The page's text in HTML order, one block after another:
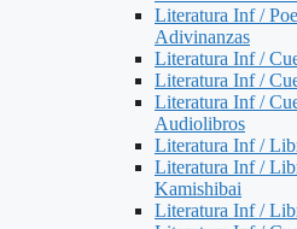
Literatura Inf /
Adivinanzas
Literatura Inf /
Literatura Inf /
Literatura Inf /
Audiolibros
Literatura Inf /
Literatura Inf /
Kamishibai
Literatura Inf /